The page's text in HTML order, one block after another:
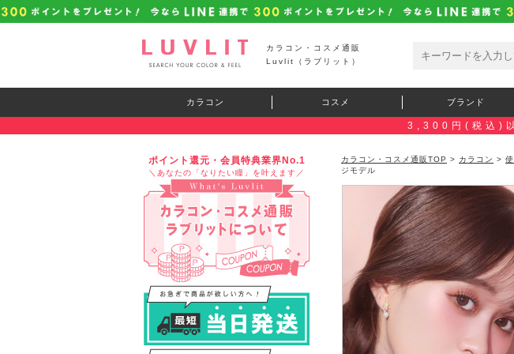
カラコン・コスメ通販
Luvlit（ラブリット）
カラコン コスメ ブランド
3,300円(税込)以
ポイント還元・会員特典業界No.1
＼あなたの「なりたい瞳」を叶えます／
カラコン・コスメ通販TOP > カラコン >
ジモデル